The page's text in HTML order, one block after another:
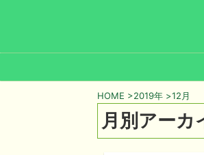
HOME >2019年 >12月
月別アーカ